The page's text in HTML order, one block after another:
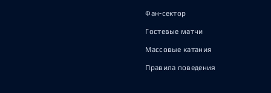
Фан-сектор
Гостевые матчи
Массовые катания
Правила поведения